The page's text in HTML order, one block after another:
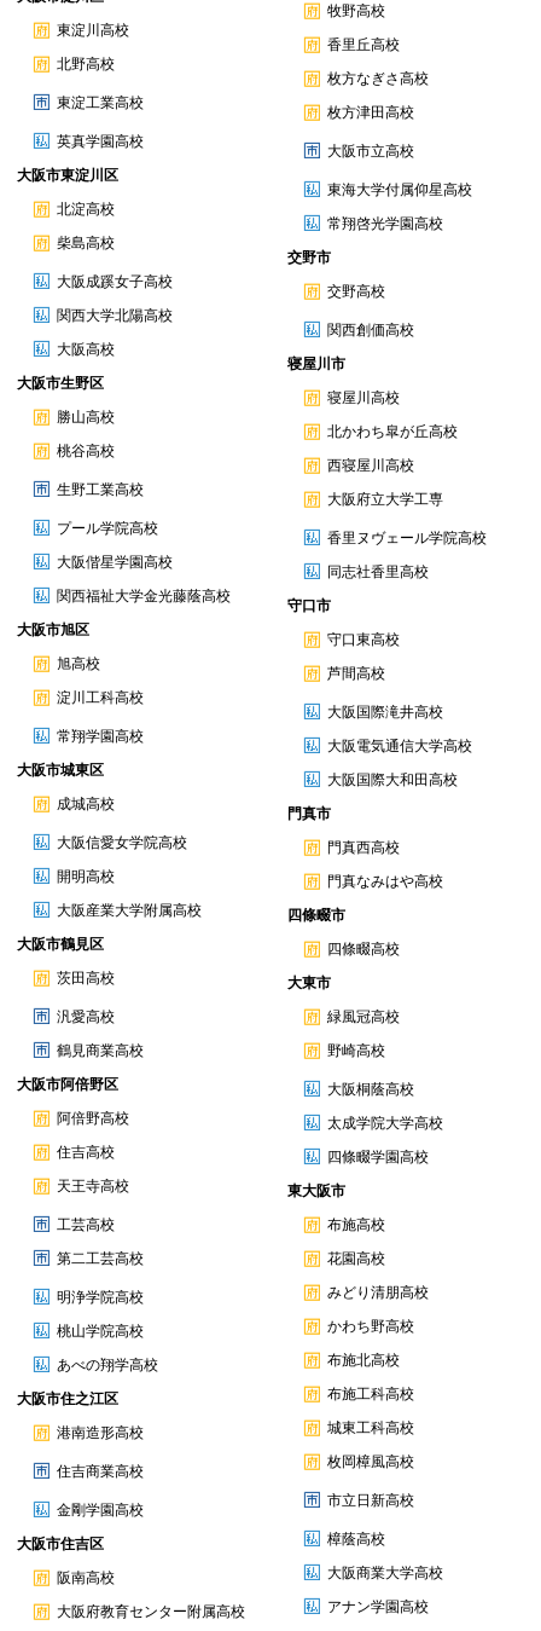
東淀川高校
北野高校
東淀工業高校
英真学園高校
大阪市東淀川区
北淀高校
柴島高校
大阪成蹊女子高校
関西大学北陽高校
大阪高校
大阪市生野区
勝山高校
桃谷高校
生野工業高校
プール学院高校
大阪偕星学園高校
関西福祉大学金光藤蔭高校
大阪市旭区
旭高校
淀川工科高校
常翔学園高校
大阪市城東区
成城高校
大阪信愛女学院高校
開明高校
大阪産業大学附属高校
大阪市鶴見区
茨田高校
汎愛高校
鶴見商業高校
大阪市阿倍野区
阿倍野高校
住吉高校
天王寺高校
工芸高校
第二工芸高校
明浄学院高校
桃山学院高校
あべの翔学高校
大阪市住之江区
港南造形高校
住吉商業高校
金剛学園高校
大阪市住吉区
阪南高校
大阪府教育センター附属高校
牧野高校
香里丘高校
枚方なぎさ高校
枚方津田高校
大阪市立高校
東海大学付属仰星高校
常翔啓光学園高校
交野市
交野高校
関西創価高校
寝屋川市
寝屋川高校
北かわち皐が丘高校
西寝屋川高校
大阪府立大学工専
香里ヌヴェール学院高校
同志社香里高校
守口市
守口東高校
芦間高校
大阪国際滝井高校
大阪電気通信大学高校
大阪国際大和田高校
門真市
門真西高校
門真なみはや高校
四條畷市
四條畷高校
大東市
緑風冠高校
野崎高校
大阪桐蔭高校
太成学院大学高校
四條畷学園高校
東大阪市
布施高校
花園高校
みどり清朋高校
かわち野高校
布施北高校
布施工科高校
城東工科高校
枚岡樟風高校
市立日新高校
樟蔭高校
大阪商業大学高校
アナン学園高校